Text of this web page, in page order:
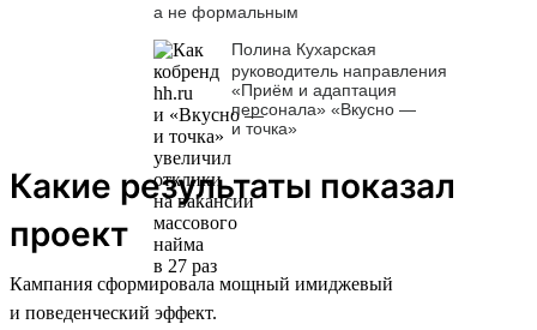
а не формальным
Полина Кухарская
руководитель направления
«Приём и адаптация
персонала» «Вкусно —
и точка»
Какие результаты показал
проект
Кампания сформировала мощный имиджевый
и поведенческий эффект.